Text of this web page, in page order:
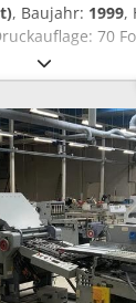
, Baujahr: 1999,
70
-
-
für
1/2-0 -
-
- Cptronic -
steuerbar